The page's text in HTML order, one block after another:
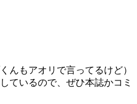
んもアオリで言ってるけど）
ているので、ぜひ本誌かコミ